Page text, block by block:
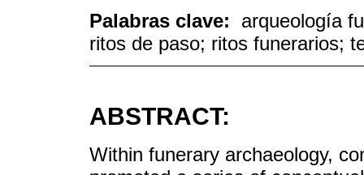
Palabras clave: arqueología
ritos de paso; ritos funerarios;
ABSTRACT:
Within funerary archaeology,